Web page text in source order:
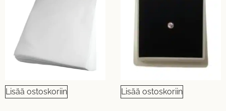
Lisää ostoskoriin Lisää ostoskoriin